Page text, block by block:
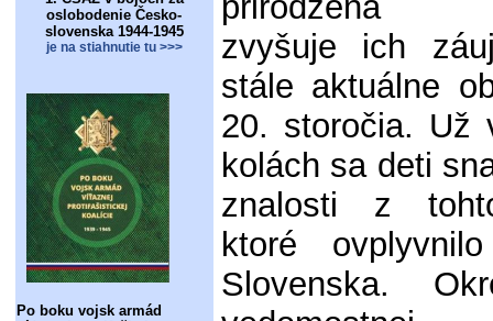
oslobodenie Česko-
slovenska 1944-1945
je na stiahnutie tu >>>
Po boku vojsk armád
zvyšuje ich
stále aktuálne
20. storočia. Už
kolách sa deti
znalosti z
ktoré
Slovenska.